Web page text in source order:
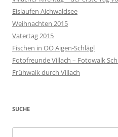
Eislaufen Aichwaldsee
Weihnachten 2015
Vatertag 2015
Fischen in OÖ Aigen-Schlägl
Fotofreunde Villach – Fotowalk
Frühwalk durch Villach
SUCHE